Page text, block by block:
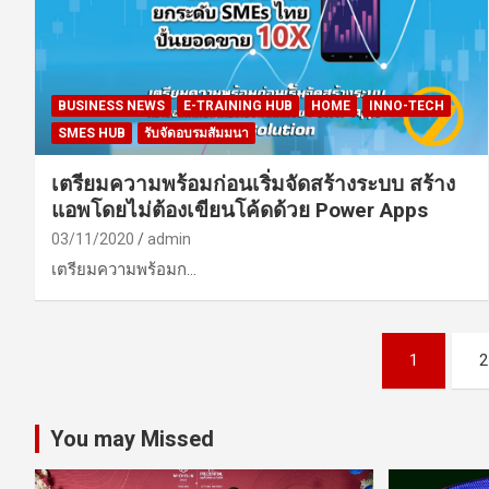
BUSINESS NEWS E-TRAINING HUB HOME
INNO-TECH
SMES HUB
รับจัดอบรมสัมมนา
เตรียมความพร้อมก่อนเริ่มจัดสร้างระบบ สร้าง
แอพโดยไม่ต้องเขียนโค้ดด้วย Power Apps
03/11/2020 admin
เตรียมความพร้อมก…
1 2
You may Missed